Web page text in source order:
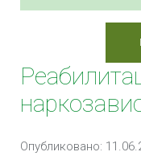
Опубликовано: